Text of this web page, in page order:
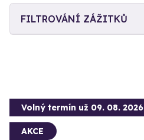
FILTROVÁNÍ ZÁŽITKŮ
Volný termín už 09. 08. 2026
AKCE